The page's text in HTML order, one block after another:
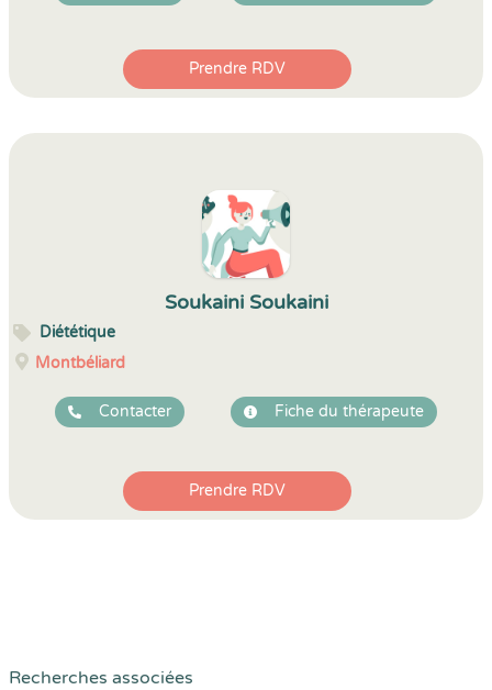
Prendre RDV
Soukaini Soukaini
Diététique
Montbéliard
Contacter Fiche du thérapeute
Prendre RDV
Recherches associées